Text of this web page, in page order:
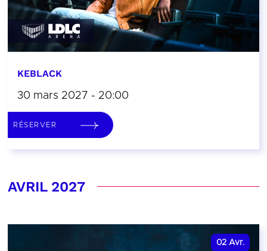
KEBLACK
30 mars 2027 - 20:00
RÉSERVER
AVRIL 2027
02 Avr.